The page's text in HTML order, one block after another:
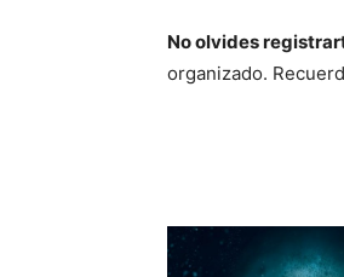
No olvides
organizado.